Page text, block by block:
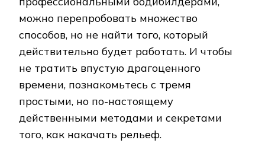
можно перепробовать множество
способов, но не найти того, который
действительно будет работать. И чтобы
не тратить впустую драгоценного
времени, познакомьтесь с тремя
простыми, но по-настоящему
действенными методами и секретами
того, как накачать рельеф.